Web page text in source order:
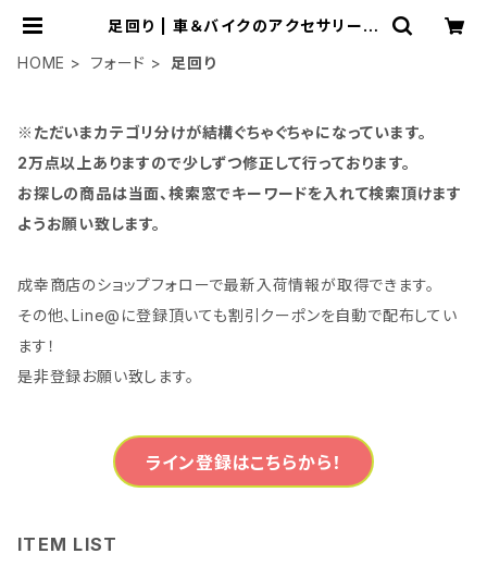
足回り | 車＆バイクのアクセサリーや
HOME フォード 足回り
※ただいまカテゴリ分けが結構ぐちゃぐちゃになっています。
2万点以上ありますので少しずつ修正して行っております。
お探しの商品は当面、検索窓でキーワードを入れて検索頂けます
ようお願い致します。
成幸商店のショップフォローで最新入荷情報が取得できます。
その他、Line@に登録頂いても割引クーポンを自動で配布してい
ます！
是非登録お願い致します。
ライン登録はこちらから！
ITEM LIST